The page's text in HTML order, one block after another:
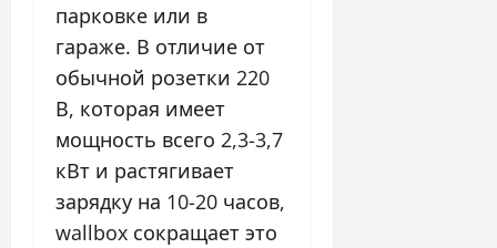
парковке или в
гараже. В отличие от
обычной розетки 220
В, которая имеет
мощность всего 2,3-3,7
кВт и растягивает
зарядку на 10-20 часов,
wallbox сокращает это